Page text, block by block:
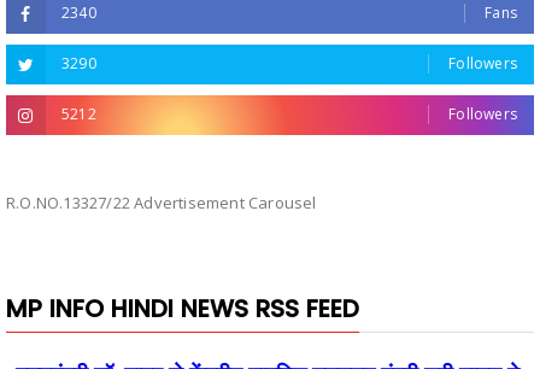
2340 Fans
3290 Followers
5212 Followers
R.O.NO.13327/22 Advertisement Carousel
MP INFO HINDI NEWS RSS FEED